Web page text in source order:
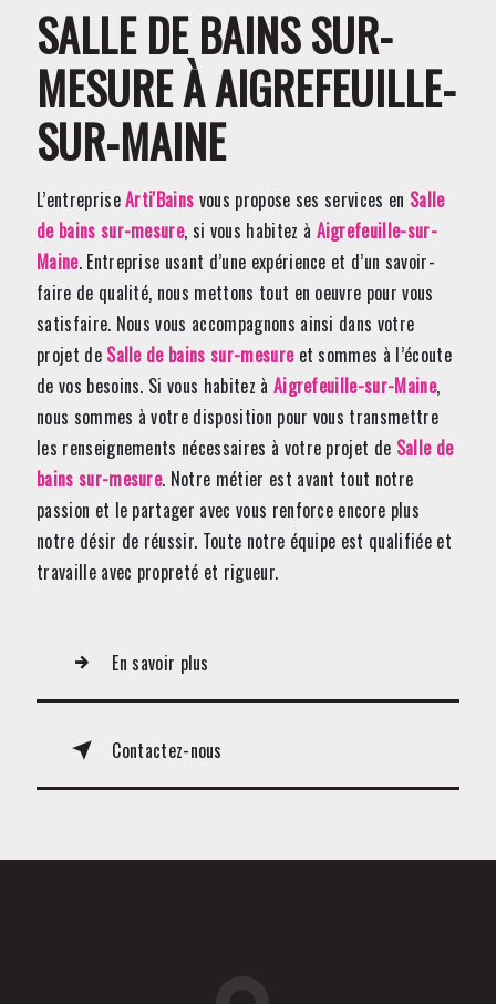
SALLE DE BAINS SUR-
MESURE À AIGREFEUILLE-
SUR-MAINE
L’entrepriseArti'Bains vous propose ses services en Salle
de bains sur-mesure, si vous habitez à Aigrefeuille-sur-
Maine. Entreprise usant d’une expérience et d’un savoir-
faire de qualité, nous mettons tout en oeuvre pour vous
satisfaire. Nous vous accompagnons ainsi dans votre
projet de Salle de bains sur-mesureet sommes à l’écoute
de vos besoins. Si vous habitez à Aigrefeuille-sur-Maine,
nous sommes à votre disposition pour vous transmettre
les renseignements nécessaires à votre projet de Salle de
bains sur-mesure. Notre métier est avant tout notre
passion et le partager avec vous renforce encore plus
notre désir de réussir. Toute notre équipe est qualifiée et
travaille avec propreté et rigueur.
En savoir plus
Contactez-nous